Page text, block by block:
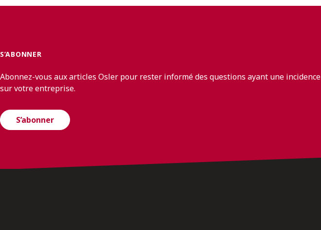
S’ABONNER
Abonnez-vous aux articles Osler pour rester informé des questions ayant une incidence
sur votre entreprise.
S’abonner